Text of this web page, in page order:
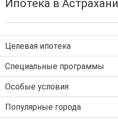
Ипотека в Астрахани
Целевая ипотека
Ипотека на вторичку
Ипотека на строительство дома
IT-ипотека
Специальные программы
Военная ипотека
Рефинансирование ипотеки
Особые условия
Ипотека без первого взноса
Популярные города